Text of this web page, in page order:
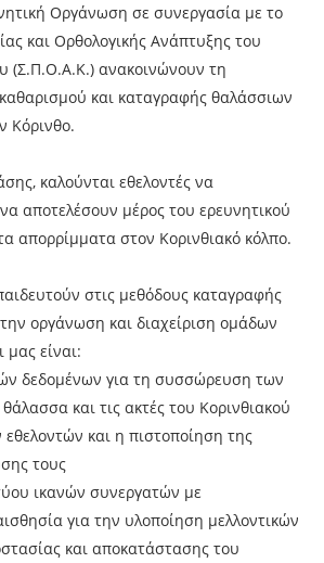
Οργάνωση σε συνεργασία με το
και Ορθολογικής Ανάπτυξης του
(Σ.Π.Ο.Α.Κ.) ανακοινώνουν τη
και καταγραφής θαλάσσιων
Κόρινθο.
καλούνται εθελοντές να
αποτελέσουν μέρος του ερευνητικού
απορρίμματα στον Κορινθιακό κόλπο.
στις μεθόδους καταγραφής
οργάνωση και διαχείριση ομάδων
μας είναι:
δεδομένων για τη συσσώρευση των
και τις ακτές του Κορινθιακού
και η πιστοποίηση της
τους
ικανών συνεργατών με
για την υλοποίηση μελλοντικών
και αποκατάστασης του